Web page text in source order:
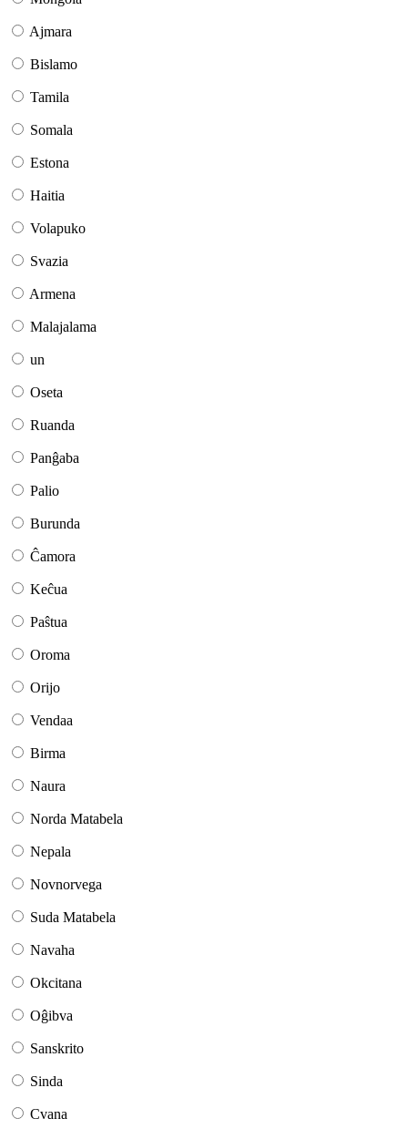
Ajmara
Bislamo
Tamila
Somala
Estona
Haitia
Volapuko
Svazia
Armena
Malajalama
un
Oseta
Ruanda
Panĝaba
Palio
Burunda
Ĉamora
Keĉua
Paŝtua
Oroma
Orijo
Vendaa
Birma
Naura
Norda Matabela
Nepala
Novnorvega
Suda Matabela
Navaha
Okcitana
Oĝibva
Sanskrito
Sinda
Cvana